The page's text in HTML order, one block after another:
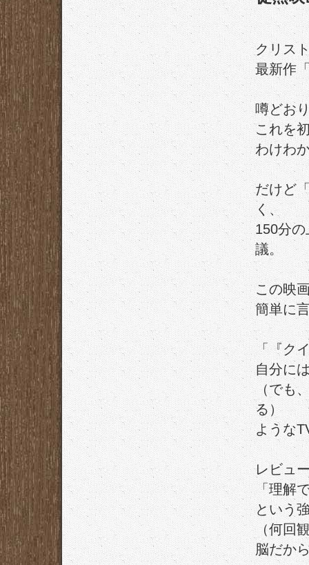
クリス
最新作
噂どお
これを
わけわ
だけど
く、
150分
議。
この映
簡単に
「『ク
自分に
（でも
る）
ような
レビュ
「理解
という
（何回
脳だか